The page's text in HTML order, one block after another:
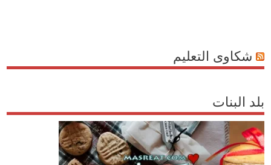
شكاوى التعليم
بلد البنات